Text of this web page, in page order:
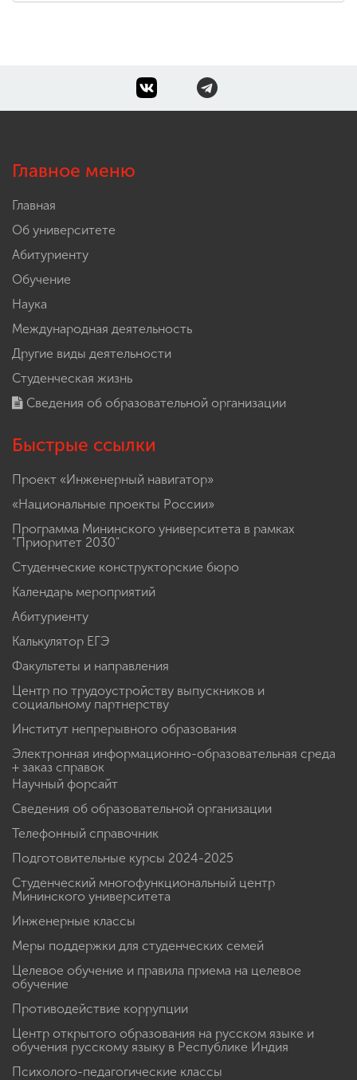
Главное меню
Главная
Об университете
Абитуриенту
Обучение
Наука
Международная деятельность
Другие виды деятельности
Студенческая жизнь
Сведения об образовательной организации
Быстрые ссылки
Проект «Инженерный навигатор»
«Национальные проекты России»
Программа Мининского университета в рамках
"Приоритет 2030"
Студенческие конструкторские бюро
Календарь мероприятий
Абитуриенту
Калькулятор ЕГЭ
Факультеты и направления
Центр по трудоустройству выпускников и
социальному партнерству
Институт непрерывного образования
Электронная информационно-образовательная среда
+ заказ справок
Научный форсайт
Сведения об образовательной организации
Телефонный справочник
Подготовительные курсы 2024-2025
Студенческий многофункциональный центр
Мининского университета
Инженерные классы
Меры поддержки для студенческих семей
Целевое обучение и правила приема на целевое
обучение
Противодействие коррупции
Центр открытого образования на русском языке и
обучения русскому языку в Республике Индия
Психолого-педагогические классы